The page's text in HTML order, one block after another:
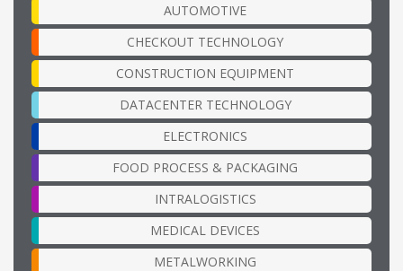
AUTOMOTIVE
CHECKOUT TECHNOLOGY
CONSTRUCTION EQUIPMENT
DATACENTER TECHNOLOGY
ELECTRONICS
FOOD PROCESS & PACKAGING
INTRALOGISTICS
MEDICAL DEVICES
METALWORKING